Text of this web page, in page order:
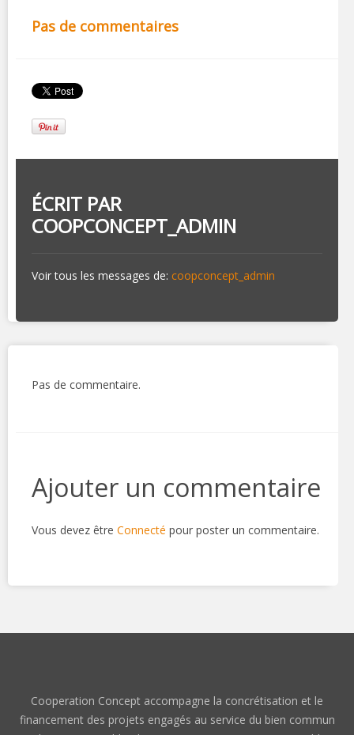
Pas de commentaires
ÉCRIT PAR
COOPCONCEPT_ADMIN
Voir tous les messages de: coopconcept_admin
Pas de commentaire.
Ajouter un commentaire
Vous devez être Connecté pour poster un commentaire.
Cooperation Concept accompagne la concrétisation et le
financement des projets engagés au service du bien commun